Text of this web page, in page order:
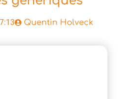
Quentin Holveck